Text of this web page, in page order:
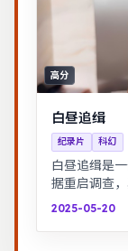
高分
白昼追缉
纪录片 科幻
白昼追缉是
据重启调查
一场意外后
2025-05-20